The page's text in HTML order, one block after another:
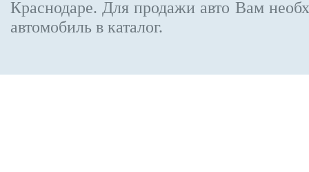
Краснодаре. Для продажи авто Вам
автомобиль в каталог.